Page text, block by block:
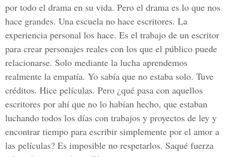
por todo el drama en su vida. Pero el drama es lo que nos
hace grandes. Una escuela no hace escritores. La
experiencia personal los hace. Es el trabajo de un escritor
para crear personajes reales con los que el público puede
relacionarse. Solo mediante la lucha aprendemos
realmente la empatía. Yo sabía que no estaba solo. Tuve
créditos. Hice películas. Pero ¿qué pasa con aquellos
escritores por ahí que no lo habían hecho, que estaban
luchando todos los días con trabajos y proyectos de ley y
encontrar tiempo para escribir simplemente por el amor a
las películas? Es imposible no respetarlos. Saqué fuerza